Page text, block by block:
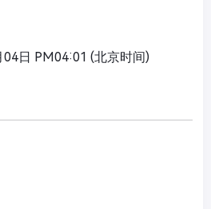
04日 PM04:01 (北京时间)